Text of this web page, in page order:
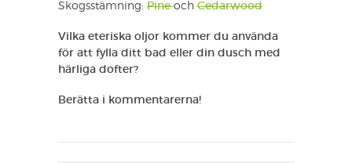
Skogsstämning: Pineoch Cedarwood
Vilka eteriska oljor kommer du använda
för att fylla ditt bad eller din dusch med
härliga dofter?
Berätta i kommentarerna!